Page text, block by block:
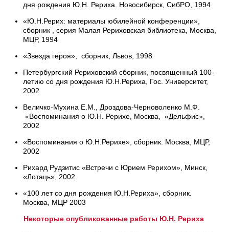
дня рождения Ю.Н. Рериха. Новосибирск, СибРО, 1994
«Ю.Н.Рерих: материалы юбилейной конференции»,
сборник , серия Малая Рериховская библиотека, Москва,
МЦР, 1994
«Звезда героя», сборник, Львов, 1998
Петербургский Рериховский сборник, посвященный 100-
летию со дня рождения Ю.Н.Рериха, Гос. Университет,
2002
Величко-Мухина Е.М., Дроздова-Черноволенко М.Ф.
«Воспоминания о Ю.Н. Рерихе, Москва, «Дельфис»,
2002
«Воспоминания о Ю.Н.Рерихе», сборник. Москва, МЦР,
2002
Рихард Рудзитис «Встречи с Юрием Рерихом», Минск,
«Лотаць», 2002
«100 лет со дня рождения Ю.Н.Рериха», сборник.
Москва, МЦР 2003
Некоторые опубликованные работы Ю.Н. Рериха